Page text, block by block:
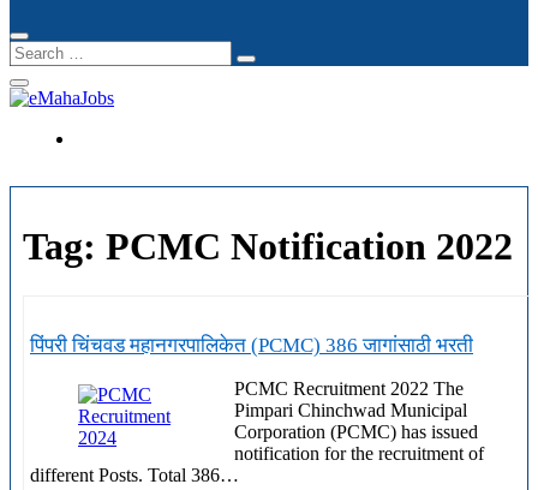
Search
…
Tag: PCMC Notification 2022
पिंपरी चिंचवड महानगरपालिकेत (PCMC) 386 जागांसाठी भरती
PCMC Recruitment 2022 The
Pimpari Chinchwad Municipal
Corporation (PCMC) has issued
notification for the recruitment of
different Posts. Total 386…